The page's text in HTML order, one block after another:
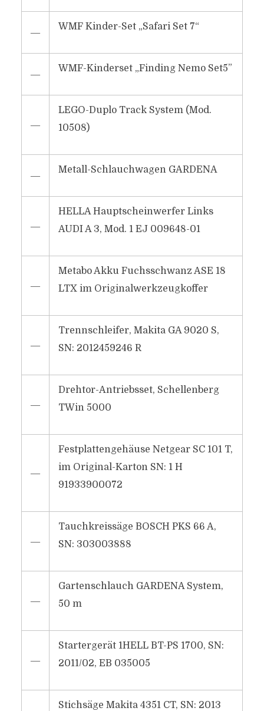
―
WMF Kinder-Set „Safari Set 7“
―
WMF-Kinderset „Finding Nemo Set5”
―
LEGO-Duplo Track System (Mod.
10508)
―
Metall-Schlauchwagen GARDENA
―
HELLA Hauptscheinwerfer Links
AUDI A 3, Mod. 1 EJ 009648-01
―
Metabo Akku Fuchsschwanz ASE 18
LTX im Originalwerkzeugkoffer
―
Trennschleifer, Makita GA 9020 S,
SN: 2012459246 R
―
Drehtor-Antriebsset, Schellenberg
TWin 5000
―
Festplattengehäuse Netgear SC 101 T,
im Original-Karton SN: 1 H
91933900072
―
Tauchkreissäge BOSCH PKS 66 A,
SN: 303003888
―
Gartenschlauch GARDENA System,
50 m
―
Startergerät 1HELL BT-PS 1700, SN:
2011/02, EB 035005
Stichsäge Makita 4351 CT, SN: 2013